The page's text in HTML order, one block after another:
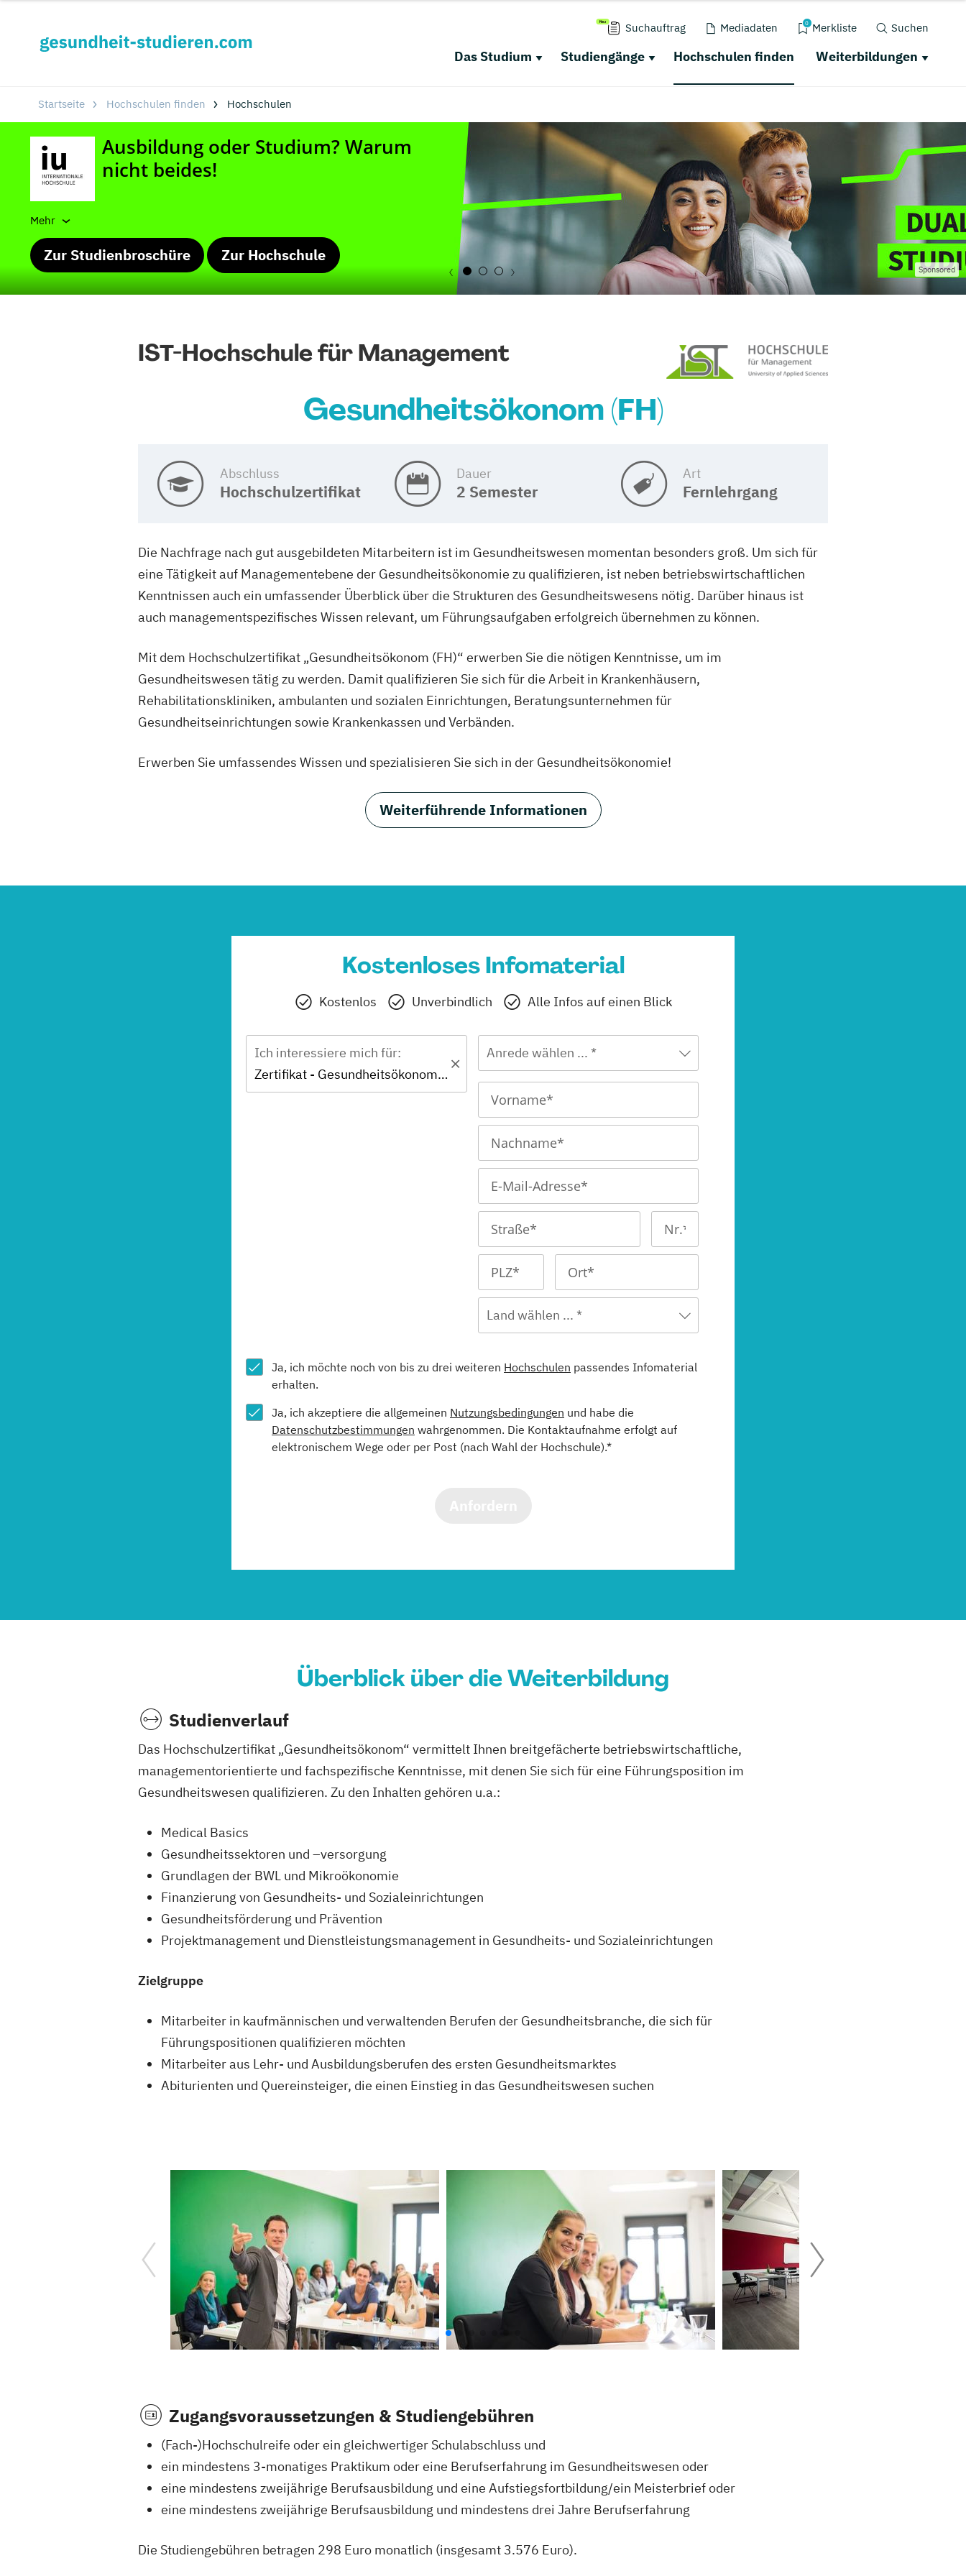
Suchauftrag Mediadaten 0 Merkliste Suchen
Das Studium Studiengänge Hochschulen finden Weiterbildungen
Startseite Hochschulen finden Hochschulen
Mehr
Zur Studienbroschüre Zur Hochschule
Sponsored
IST-Hochschule für Management
Gesundheitsökonom (FH)
Abschluss
Hochschulzertifikat
Dauer
2 Semester
Art
Fernlehrgang
Die Nachfrage nach gut ausgebildeten Mitarbeitern ist im Gesundheitswesen momentan besonders groß. Um sich für
eine Tätigkeit auf Managementebene der Gesundheitsökonomie zu qualifizieren, ist neben betriebswirtschaftlichen
Kenntnissen auch ein umfassender Überblick über die Strukturen des Gesundheitswesens nötig. Darüber hinaus ist
auch managementspezifisches Wissen relevant, um Führungsaufgaben erfolgreich übernehmen zu können.
Mit dem Hochschulzertifikat „Gesundheitsökonom (FH)“ erwerben Sie die nötigen Kenntnisse, um im
Gesundheitswesen tätig zu werden. Damit qualifizieren Sie sich für die Arbeit in Krankenhäusern,
Rehabilitationskliniken, ambulanten und sozialen Einrichtungen, Beratungsunternehmen für
Gesundheitseinrichtungen sowie Krankenkassen und Verbänden.
Erwerben Sie umfassendes Wissen und spezialisieren Sie sich in der Gesundheitsökonomie!
Weiterführende Informationen
Kostenloses Infomaterial
Kostenlos Unverbindlich Alle Infos auf einen Blick
Ich interessiere mich für:
Zertifikat - Gesundheitsökonom (FH)
Anrede wählen ... *
Land wählen ... *
Ja, ich möchte noch von bis zu drei weiteren Hochschulen passendes Infomaterial
erhalten.
Ja, ich akzeptiere die allgemeinen Nutzungsbedingungen und habe die
Datenschutzbestimmungen wahrgenommen. Die Kontaktaufnahme erfolgt auf
elektronischem Wege oder per Post (nach Wahl der Hochschule).*
Überblick über die Weiterbildung
Studienverlauf
Das Hochschulzertifikat „Gesundheitsökonom“ vermittelt Ihnen breitgefächerte betriebswirtschaftliche,
managementorientierte und fachspezifische Kenntnisse, mit denen Sie sich für eine Führungsposition im
Gesundheitswesen qualifizieren. Zu den Inhalten gehören u.a.:
Medical Basics
Gesundheitssektoren und –versorgung
Grundlagen der BWL und Mikroökonomie
Finanzierung von Gesundheits- und Sozialeinrichtungen
Gesundheitsförderung und Prävention
Projektmanagement und Dienstleistungsmanagement in Gesundheits- und Sozialeinrichtungen
Zielgruppe
Mitarbeiter in kaufmännischen und verwaltenden Berufen der Gesundheitsbranche, die sich für
Führungspositionen qualifizieren möchten
Mitarbeiter aus Lehr- und Ausbildungsberufen des ersten Gesundheitsmarktes
Abiturienten und Quereinsteiger, die einen Einstieg in das Gesundheitswesen suchen
Zugangsvoraussetzungen & Studiengebühren
(Fach-)Hochschulreife oder ein gleichwertiger Schulabschluss und
ein mindestens 3-monatiges Praktikum oder eine Berufserfahrung im Gesundheitswesen oder
eine mindestens zweijährige Berufsausbildung und eine Aufstiegsfortbildung/ein Meisterbrief oder
eine mindestens zweijährige Berufsausbildung und mindestens drei Jahre Berufserfahrung
Die Studiengebühren betragen 298 Euro monatlich (insgesamt 3.576 Euro).